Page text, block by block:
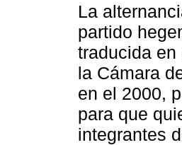
La
partido
traducida
la Cámara
en el 2000,
para que
integrantes